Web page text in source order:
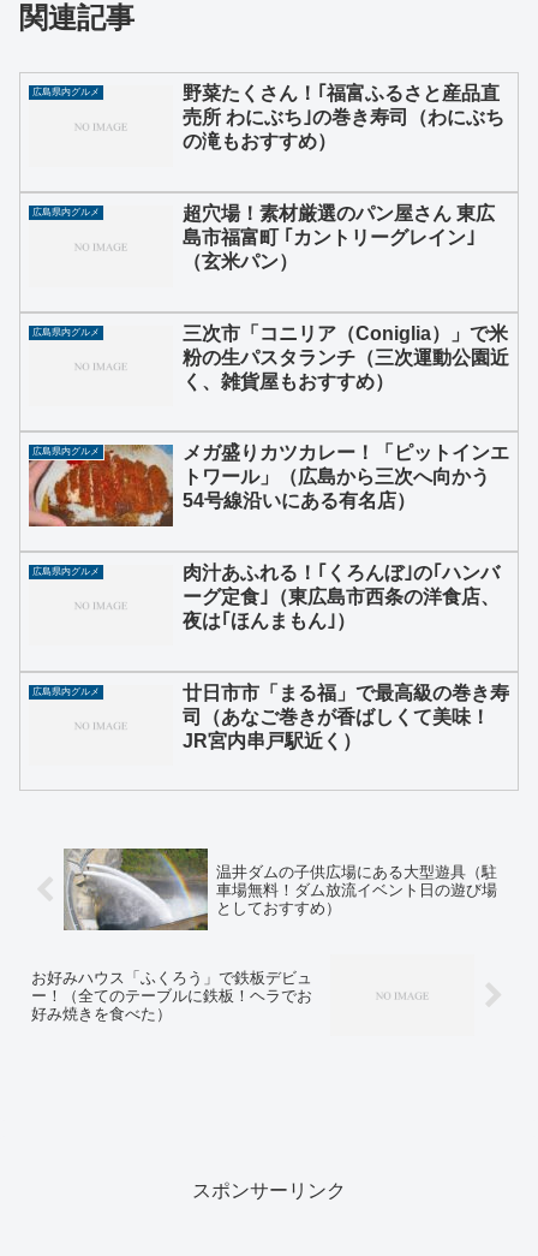
関連記事
広島県内グルメ
野菜たくさん！｢福富ふるさと産品直
売所 わにぶち｣の巻き寿司（わにぶち
の滝もおすすめ）
広島県内グルメ
超穴場！素材厳選のパン屋さん 東広
島市福富町 ｢カントリーグレイン｣
（玄米パン）
広島県内グルメ
三次市「コニリア（Coniglia）」で米
粉の生パスタランチ（三次運動公園近
く、雑貨屋もおすすめ）
広島県内グルメ
メガ盛りカツカレー！「ピットインエ
トワール」（広島から三次へ向かう
54号線沿いにある有名店）
広島県内グルメ
肉汁あふれる！｢くろんぼ｣の｢ハンバ
ーグ定食｣（東広島市西条の洋食店、
夜は｢ほんまもん｣）
広島県内グルメ
廿日市市「まる福」で最高級の巻き寿
司（あなご巻きが香ばしくて美味！
JR宮内串戸駅近く）
温井ダムの子供広場にある大型遊具（駐
車場無料！ダム放流イベント日の遊び場
としておすすめ）
お好みハウス「ふくろう」で鉄板デビュ
ー！（全てのテーブルに鉄板！ヘラでお
好み焼きを食べた）
スポンサーリンク